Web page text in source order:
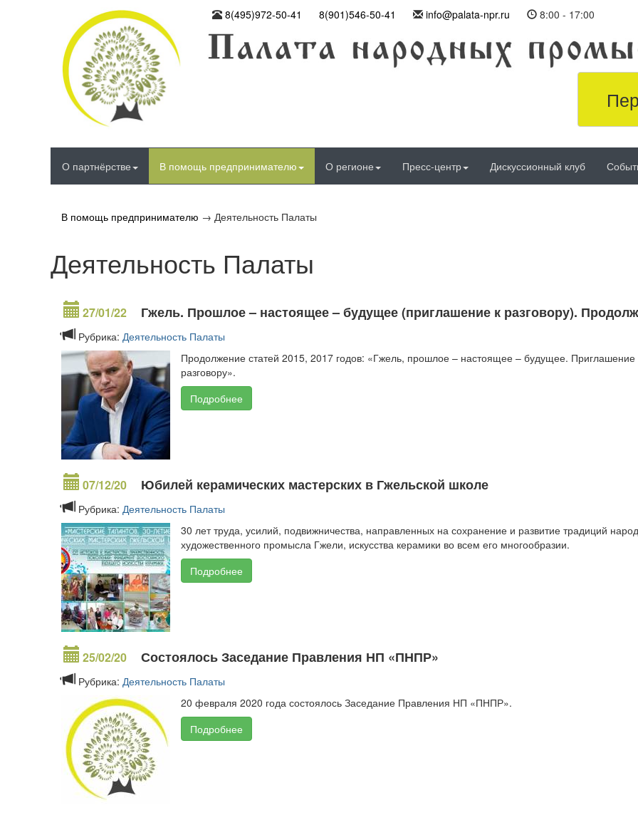
8(495)972-50-41 8(901)546-50-41 info@palata-npr.ru 8:00 - 17:00
О партнёрстве В помощь предпринимателю О регионе Пресс-центр Дискуссионный клуб
В помощь предпринимателю → Деятельность Палаты
Деятельность Палаты
27/01/22 Гжель. Прошлое – настоящее – будущее (приглашение к разговору).
Рубрика: Деятельность Палаты
Продолжение статей 2015, 2017 годов: «Гжель, прошлое – настоящее – будущее. Приглашение
разговору».
Подробнее
07/12/20 Юбилей керамических мастерских в Гжельской школе
Рубрика: Деятельность Палаты
30 лет труда, усилий, подвижничества, направленных на сохранение и развитие традиций
художественного промысла Гжели, искусства керамики во всем его многообразии.
Подробнее
25/02/20 Состоялось Заседание Правления НП «ПНПР»
Рубрика: Деятельность Палаты
20 февраля 2020 года состоялось Заседание Правления НП «ПНПР».
Подробнее